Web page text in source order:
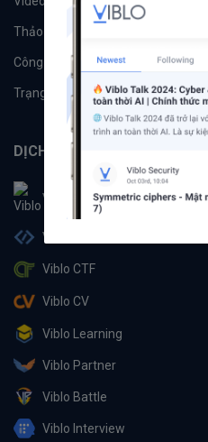
Thảo luận
Công cụ
Trạng thái hệ thống
DỊCH VỤ
Viblo
Viblo Code
Viblo CTF
Viblo CV
Viblo Learning
Viblo Partner
Viblo Battle
Viblo Interview